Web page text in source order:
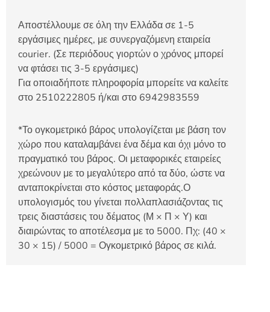
Αποστέλλουμε σε όλη την Ελλάδα σε 1-5
εργάσιμες ημέρες, με συνεργαζόμενη εταιρεία
courier. (Σε περιόδους γιορτών ο χρόνος μπορεί
να φτάσει τις 3-5 εργάσιμες)
Για οποιαδήποτε πληροφορία μπορείτε να καλείτε
στο 2510222805 ή/και στο 6942983559
*Το ογκομετρικό βάρος υπολογίζεται με βάση τον
χώρο που καταλαμβάνει ένα δέμα και όχι μόνο το
πραγματικό του βάρος. Οι μεταφορικές εταιρείες
χρεώνουν με το μεγαλύτερο από τα δύο, ώστε να
ανταποκρίνεται στο κόστος μεταφοράς.Ο
υπολογισμός του γίνεται πολλαπλασιάζοντας τις
τρεις διαστάσεις του δέματος (Μ × Π × Υ) και
διαιρώντας το αποτέλεσμα με το 5000. Πχ: (40 ×
30 × 15) / 5000 = Ογκομετρικό βάρος σε κιλά.